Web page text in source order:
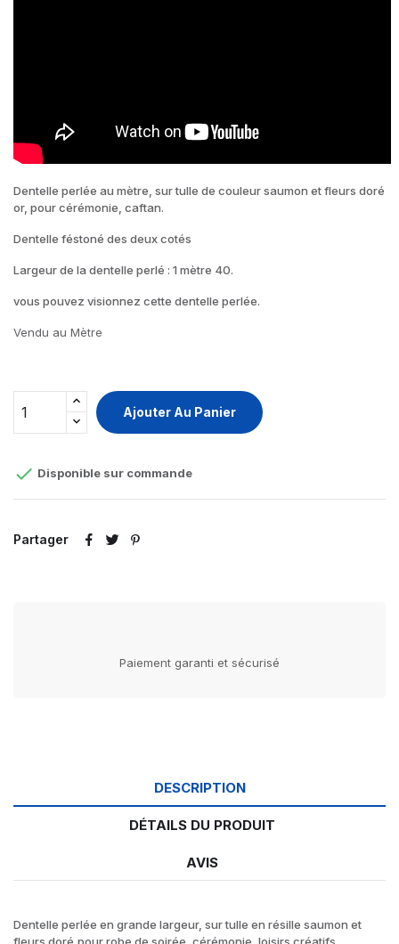
Dentelle perlée au mètre, sur tulle de couleur saumon et fleurs doré
or, pour cérémonie, caftan.
Dentelle féstoné des deux cotés
Largeur de la dentelle perlé : 1 mètre 40.
vous pouvez visionnez cette dentelle perlée.
Vendu au Mètre
Ajouter Au Panier
 Disponible sur commande
Partager
Paiement garanti et sécurisé
DESCRIPTION
DÉTAILS DU PRODUIT
AVIS
Dentelle perlée en grande largeur, sur tulle en résille saumon et